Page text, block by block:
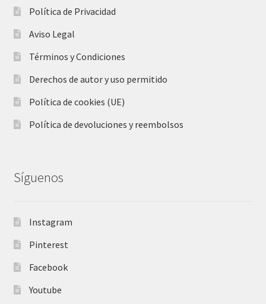
Política de Privacidad
Aviso Legal
Términos y Condiciones
Derechos de autor y uso permitido
Política de cookies (UE)
Política de devoluciones y reembolsos
Síguenos
Instagram
Pinterest
Facebook
Youtube